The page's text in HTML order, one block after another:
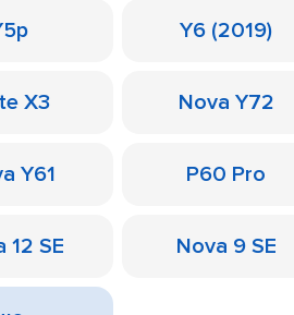
Y6 (2019)
X3 Nova Y72
Y61 P60 Pro
12 SE Nova 9 SE